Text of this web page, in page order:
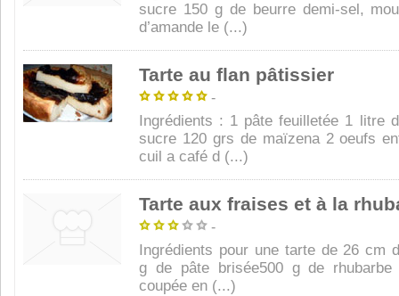
sucre 150 g de beurre demi-sel,
d’amande le (...)
Tarte au flan pâtissier
-
Ingrédients : 1 pâte feuilletée 1 litre
sucre 120 grs de maïzena 2 oeufs
cuil a café d (...)
Tarte aux fraises et à la
-
Ingrédients pour une tarte de 26 cm
g de pâte brisée500 g de rhubarbe
coupée en (...)